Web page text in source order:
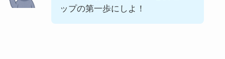
ップの第一歩にしよ！